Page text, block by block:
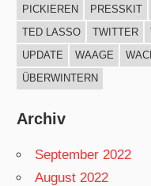
PICKIEREN
PRESSKIT
TED LASSO
TWITTER
UPDATE
WAAGE
ÜBERWINTERN
Archiv
September 2022
August 2022